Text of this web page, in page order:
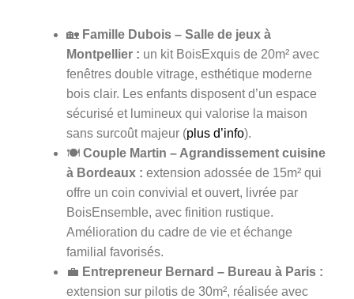
🏡 Famille Dubois – Salle de jeux à
Montpellier : un kit BoisExquis de 20m² avec
fenêtres double vitrage, esthétique moderne
bois clair. Les enfants disposent d’un espace
sécurisé et lumineux qui valorise la maison
sans surcoût majeur (plus d’info).
🍽️ Couple Martin – Agrandissement cuisine
à Bordeaux : extension adossée de 15m² qui
offre un coin convivial et ouvert, livrée par
BoisEnsemble, avec finition rustique.
Amélioration du cadre de vie et échange
familial favorisés.
💼 Entrepreneur Bernard – Bureau à Paris :
extension sur pilotis de 30m², réalisée avec